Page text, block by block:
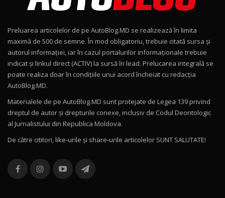
15:22
Mercedes-AMG E 53 HYBRID 4MATIC+ / Test
Drive AutoBlog.MD
16:27
11
Noul Volvo ES90 / Test Drive AutoBlog.MD
12
Noul MG HS / Test Drive AutoBlog.MD
16:48
13
combină aventura cu luxul / AutoBlog.MD
36:08
Preluarea articolelor de pe AutoBlog.MD se realizează în limita
maximă de 500 de semne. În mod obligatoriu, trebuie citată sursa și
autorul informației, iar în cazul portalurilor informaționale trebuie
indicat și linkul direct (ACTIV) la sursă în lead. Prelucarea integrală se
poate realiza doar în condițiile unui acord încheiat cu redacţia
AutoBlog.MD.
Materialele de pe AutoBlog.MD sunt protejate de Legea 139 privind
dreptul de autor și drepturile conexe, inclusiv de Codul Deontologic
al Jurnalistului din Republica Moldova.
De către cititori, like-urile şi share-urile articolelor SUNT SALUTATE!